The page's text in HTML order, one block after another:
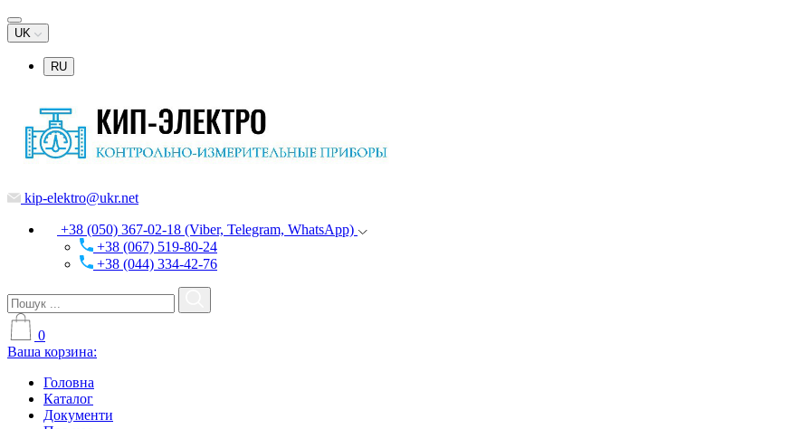
UK
RU
kip-elektro@ukr.net
+38 (050) 367-02-18 (Viber, Telegram, WhatsApp)
+38 (067) 519-80-24
+38 (044) 334-42-76
0
Ваша корзина:
Головна
Каталог
Документи